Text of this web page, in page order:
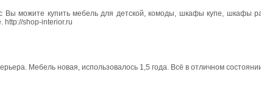
можите купить мебель для детской, комоды, шкафы купе, шкафы
http://shop-interior.ru
Мебель новая, использовалось 1,5 года. Всё в отличном